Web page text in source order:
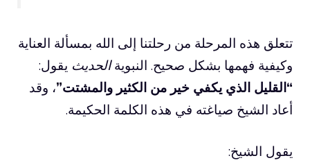
تتعلق هذه المرحلة من رحلتنا إلى الله بمسألة العناية
وكيفية فهمها بشكل صحيح. النبويةالحديث يقول:
“القليل الذي يكفي خير من الكثير والمشتت”، وقد
أعاد الشيخ صياغته في هذه الكلمة الحكيمة.
يقول الشيخ: